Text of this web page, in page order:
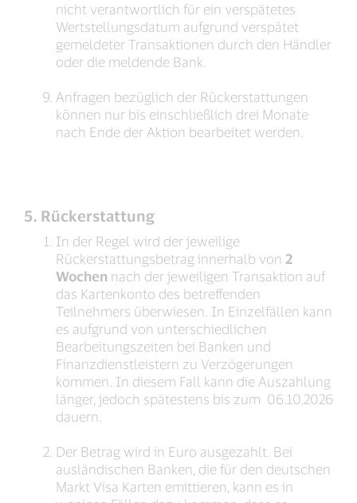
nicht verantwortlich für ein verspätetes
Wertstellungsdatum aufgrund verspätet
gemeldeter Transaktionen durch den Händler
oder die meldende Bank.
Anfragen bezüglich der Rückerstattungen
können nur bis einschließlich drei Monate
nach Ende der Aktion bearbeitet werden.
5. Rückerstattung
In der Regel wird der jeweilige
Rückerstattungsbetrag innerhalb von 2
Wochen nach der jeweiligen Transaktion auf
das Kartenkonto des betreffenden
Teilnehmers überwiesen. In Einzelfällen kann
es aufgrund von unterschiedlichen
Bearbeitungszeiten bei Banken und
Finanzdienstleistern zu Verzögerungen
kommen. In diesem Fall kann die Auszahlung
länger, jedoch spätestens bis zum 06.10.2026
dauern.
Der Betrag wird in Euro ausgezahlt. Bei
ausländischen Banken, die für den deutschen
Markt Visa Karten emittieren, kann es in